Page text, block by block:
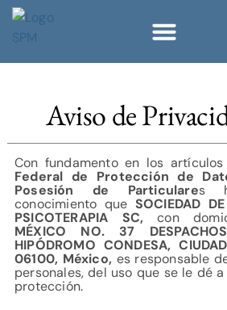
Aviso de
Con fundamento en los
Federal de Protección de
Posesión de Particulares
conocimiento que SOCIEDAD
PSICOTERAPIA SC, con
MÉXICO NO. 37
HIPÓDROMO CONDESA,
06100, México, es responsable
personales, del uso que se le dé
protección.